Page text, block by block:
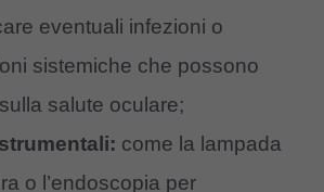
eventuali infezioni o
sistemiche che possono
salute oculare;
come la lampada
o l’endoscopia per